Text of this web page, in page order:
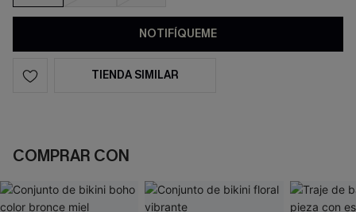
NOTIFÍQUEME
TIENDA SIMILAR
COMPRAR CON